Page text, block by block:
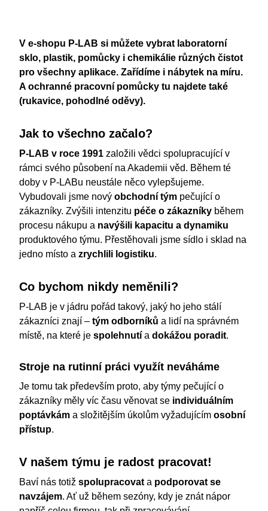
V e-shopu P-LAB si můžete vybrat laboratorní
sklo, plastik, pomůcky i chemikálie různých čistot
pro všechny aplikace. Zařídíme i nábytek na míru.
A ochranné pracovní pomůcky tu najdete také
(rukavice, pohodlné oděvy).
Jak to všechno začalo?
P-LAB v roce 1991 založili vědci spolupracující v
rámci svého působení na Akademii věd. Během té
doby v P-LABu neustále něco vylepšujeme.
Vybudovali jsme nový obchodní tým pečující o
zákazníky. Zvýšili intenzitu péče o zákazníky během
procesu nákupu a navýšili kapacitu a dynamiku
produktového týmu. Přestěhovali jsme sídlo i sklad na
jedno místo a zrychlili logistiku.
Co bychom nikdy neměnili?
P-LAB je v jádru pořád takový, jaký ho jeho stálí
zákazníci znají – tým odborníků a lidí na správném
místě, na které je spolehnutí a dokážou poradit.
Stroje na rutinní práci využít neváháme
Je tomu tak především proto, aby týmy pečující o
zákazníky měly víc času věnovat se individuálním
poptávkám a složitějším úkolům vyžadujícím osobní
přístup.
V našem týmu je radost pracovat!
Baví nás totiž spolupracovata podporovat se
navzájem. Ať už během sezóny, kdy je znát nápor